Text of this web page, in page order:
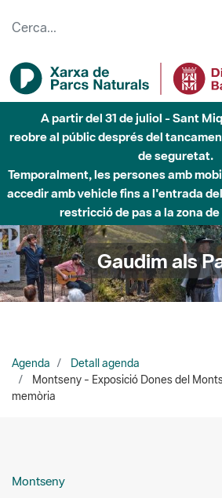
Fins al desembre de 2026 -
Afectacions a la llera del Parc
obres de construcció d'una
Gaudim als
Agenda
Detall agenda
Montseny, tresors